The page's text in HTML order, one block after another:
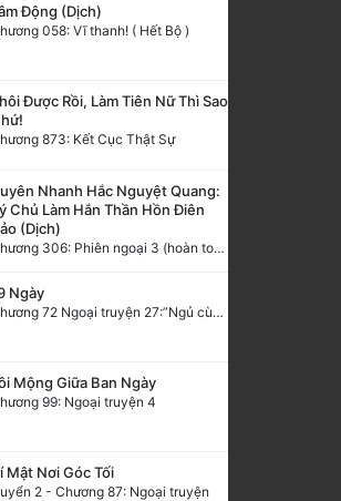
Động (Dịch)
058: Vĩ thanh! ( Hết Bộ )
Được Rồi, Làm Tiên Nữ Thì Sao
873: Kết Cục Thật Sự
Nhanh Hắc Nguyệt Quang:
Chủ Làm Hắn Thần Hồn Điên
(Dịch)
Chương 306: Phiên ngoại 3 (hoàn toàn văn)
Ngày
Chương 72 Ngoại truyện 27:”Ngủ cùng em, được không?”
Mộng Giữa Ban Ngày
99: Ngoại truyện 4
Mật Nơi Góc Tối
2 - Chương 87: Ngoại truyện